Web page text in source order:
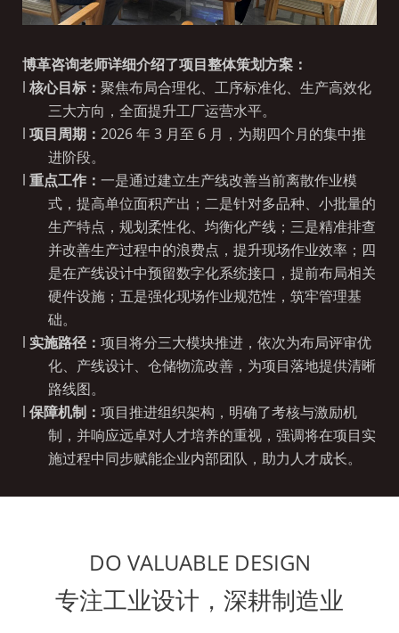
博革咨询老师详细介绍了项目整体策划方案：
l 核心目标： 聚焦布局合理化、工序标准化、生产高效化
三大方向，全面提升工厂运营水平。
l 项目周期： 2026 年 3 月至 6 月，为期四个月的集中推
进阶段。
l 重点工作： 一是通过建立生产线改善当前离散作业模
式，提高单位面积产出；二是针对多品种、小批量的
生产特点，规划柔性化、均衡化产线；三是精准排查
并改善生产过程中的浪费点，提升现场作业效率；四
是在产线设计中预留数字化系统接口，提前布局相关
硬件设施；五是强化现场作业规范性，筑牢管理基
础。
l 实施路径： 项目将分三大模块推进，依次为布局评审优
化、产线设计、仓储物流改善，为项目落地提供清晰
路线图。
l 保障机制： 项目推进组织架构，明确了考核与激励机
制，并响应远卓对人才培养的重视，强调将在项目实
施过程中同步赋能企业内部团队，助力人才成长。
DO VALUABLE DESIGN
专注工业设计，深耕制造业